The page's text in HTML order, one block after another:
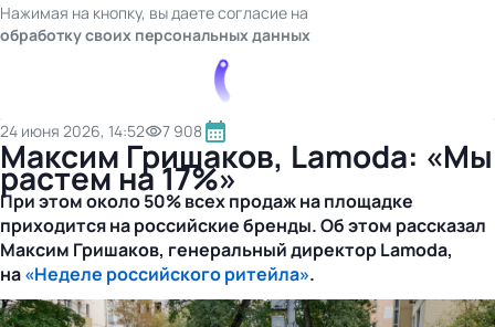
Нажимая на кнопку, вы даете согласие на
обработку своих персональных данных
24 июня 2026, 14:52 7 908
Максим Гришаков, Lamoda: «Мы
растем на 17%»
При этом около 50% всех продаж на площадке
приходится на российские бренды. Об этом рассказал
Максим Гришаков, генеральный директор Lamoda,
на«Неделе российского ритейла».